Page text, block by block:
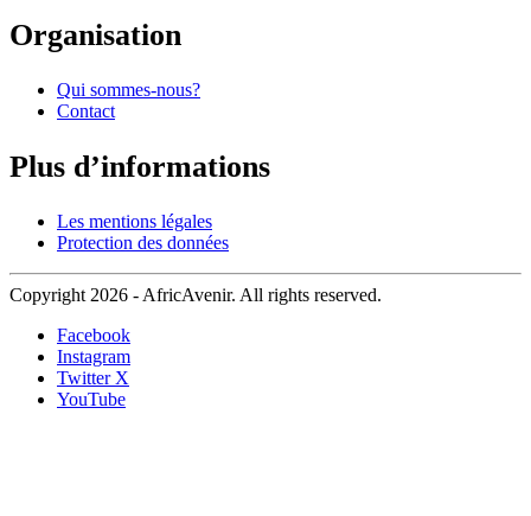
Organisation
Qui sommes-nous?
Contact
Plus d’informations
Les mentions légales
Protection des données
Copyright 2026 - AfricAvenir. All rights reserved.
Facebook
Instagram
Twitter X
YouTube